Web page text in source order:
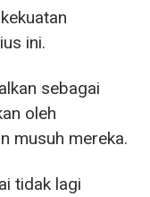
ini.
sebagai
oleh
musuh mereka.
tidak lagi